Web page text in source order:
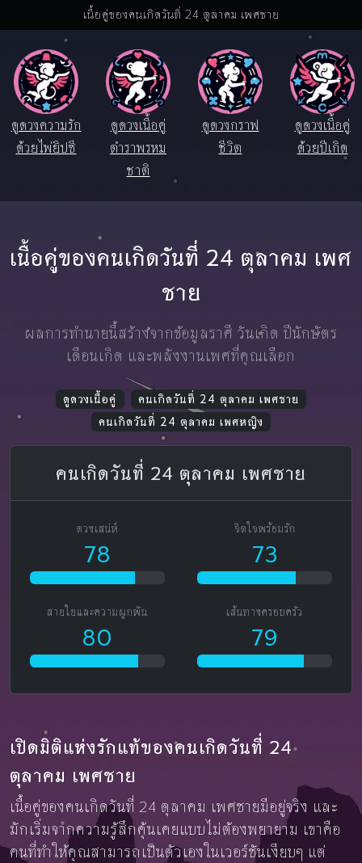
เนื้อคู่ของคนเกิดวันที่ 24 ตุลาคม เพศชาย
ดูดวงความรัก
ด้วยไพ่ยิปซี
ดูดวงเนื้อคู่
ตำราพรหม
ชาติ
ดูดวงกราฟ
ชีวิต
ดูดวงเนื้อคู่
ด้วยปีเกิด
เนื้อคู่ของคนเกิดวันที่ 24 ตุลาคม เพศ
ชาย
ผลการทำนายนี้สร้างจากข้อมูลราศี วันเกิด ปีนักษัตร
เดือนเกิด และพลังงานเพศที่คุณเลือก
ดูดวงเนื้อคู่
คนเกิดวันที่ 24 ตุลาคม เพศชาย
คนเกิดวันที่ 24 ตุลาคม เพศหญิง
คนเกิดวันที่ 24 ตุลาคม เพศชาย
ดวงเสน่ห์
78
จิตใจพร้อมรัก
73
สายใยและความผูกพัน
80
เส้นทางครอบครัว
79
เปิดมิติแห่งรักแท้ของคนเกิดวันที่ 24
ตุลาคม เพศชาย
เนื้อคู่ของคนเกิดวันที่ 24 ตุลาคม เพศชายมีอยู่จริง และ
มักเริ่มจากความรู้สึกคุ้นเคยแบบไม่ต้องพยายาม เขาคือ
คนที่ทำให้คุณสามารถเป็นตัวเองในเวอร์ชันเงียบๆ แต่